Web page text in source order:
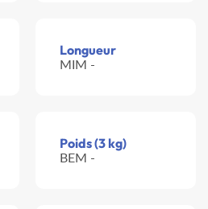
Longueur
MIM -
Poids (3 kg)
BEM -